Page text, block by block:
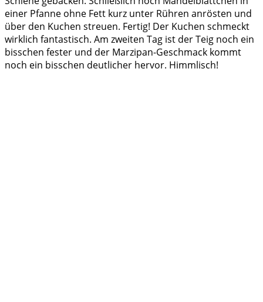
einer Pfanne ohne Fett kurz unter Rühren anrösten und
über den Kuchen streuen. Fertig! Der Kuchen schmeckt
wirklich fantastisch. Am zweiten Tag ist der Teig noch ein
bisschen fester und der Marzipan-Geschmack kommt
noch ein bisschen deutlicher hervor. Himmlisch!